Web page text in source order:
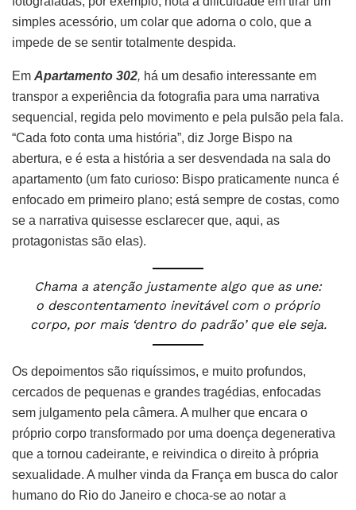
simples acessório, um colar que adorna o colo, que a
impede de se sentir totalmente despida.
Em Apartamento 302, há um desafio interessante em
transpor a experiência da fotografia para uma narrativa
sequencial, regida pelo movimento e pela pulsão pela fala.
“Cada foto conta uma história”, diz Jorge Bispo na
abertura, e é esta a história a ser desvendada na sala do
apartamento (um fato curioso: Bispo praticamente nunca é
enfocado em primeiro plano; está sempre de costas, como
se a narrativa quisesse esclarecer que, aqui, as
protagonistas são elas).
Chama a atenção justamente algo que as une:
o descontentamento inevitável com o próprio
corpo, por mais ‘dentro do padrão’ que ele seja.
Os depoimentos são riquíssimos, e muito profundos,
cercados de pequenas e grandes tragédias, enfocadas
sem julgamento pela câmera. A mulher que encara o
próprio corpo transformado por uma doença degenerativa
que a tornou cadeirante, e reivindica o direito à própria
sexualidade. A mulher vinda da França em busca do calor
humano do Rio do Janeiro e choca-se ao notar a